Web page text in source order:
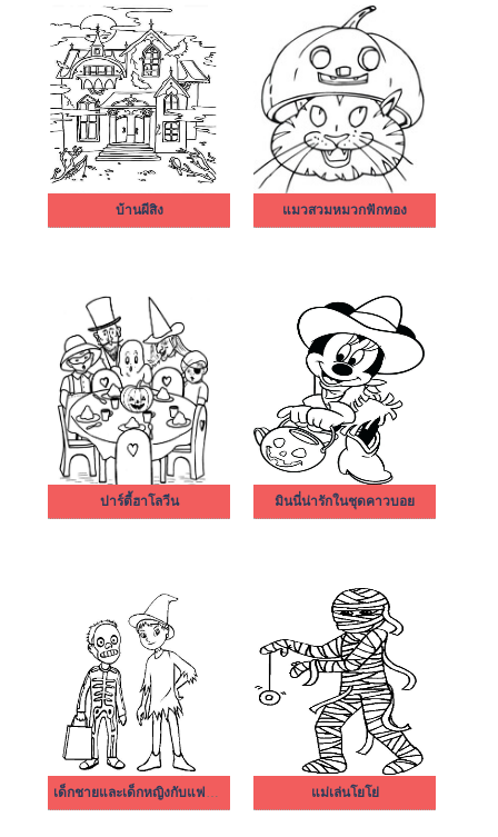
บ้านผีสิง แมวสวมหมวกฟักทอง
ปาร์ตี้ฮาโลวีน มินนี่น่ารักในชุดคาวบอย
เด็กชายและเด็กหญิงกับแฟนตาซี แม่เล่นโยโย่